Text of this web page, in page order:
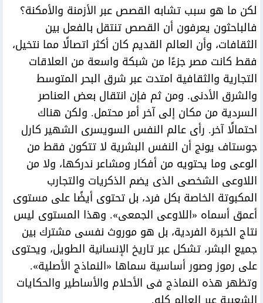
لكن ما هو سبب تشابه القصص عبر الأزمنة والأمكنة؟
فالباحثون يعرفون أن القصص تنتقل بالفعل بين
الثقافات، وأن العالم القديم كان أكثر اتصالًا مما نتخيل،
فقط كانت مصر جزءًا من شبكة واسعة من العلاقات
التجارية والثقافية امتدت عبر شرق البحر المتوسط
والشرق الأدنى. ومن ثم فإن انتقال بعض العناصر
السردية من مكان إلى آخر أمر محتمل. ولكن هناك
احتمالًا آخر. رأى عالم النفس السويسرى الشهير كارل
جوستاف يونج أن النفس البشرية لا تتكون فقط من
الوعى وما يحتويه من أفكار ومشاعر ندركها، ولا من
اللاوعى الشخصى الذى يضم الذكريات والتجارب
المكبوتة الخاصة بكل فرد، بل تحتوى أيضًا على مستوى
أعمق أسماه «اللاوعى الجمعى». وهذا المستوى ليس
نتاج الخبرة الفردية، بل هو موروث نفسى مشترك بين
جميع البشر، تشكل عبر تاريخ الإنسانية الطويل، ويحتوى
على رموز وصور أساسية سماها «النماذج الأصلية».
وتظهر هذه النماذج فى الأحلام والأساطير والحكايات